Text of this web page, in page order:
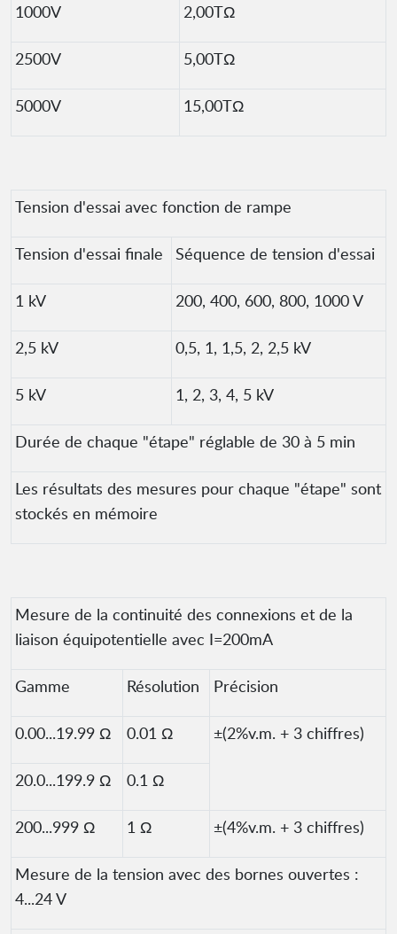
1000V 2,00TΩ
2500V 5,00TΩ
5000V 15,00TΩ
Tension d'essai avec fonction de rampe
Tension d'essai finale Séquence de tension d'essai
1 kV 200, 400, 600, 800, 1000 V
2,5 kV 0,5, 1, 1,5, 2, 2,5 kV
5 kV 1, 2, 3, 4, 5 kV
Durée de chaque "étape" réglable de 30 à 5 min
Les résultats des mesures pour chaque "étape" sont
stockés en mémoire
Mesure de la continuité des connexions et de la
liaison équipotentielle avec I=200mA
Gamme Résolution Précision
0.00...19.99 Ω 0.01 Ω ±(2%v.m. + 3 chiffres)
20.0...199.9 Ω 0.1 Ω
200...999 Ω 1 Ω ±(4%v.m. + 3 chiffres)
Mesure de la tension avec des bornes ouvertes :
4...24 V